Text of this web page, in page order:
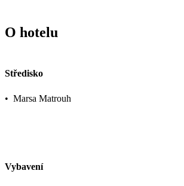
O hotelu
Středisko
• Marsa Matrouh
Vybavení